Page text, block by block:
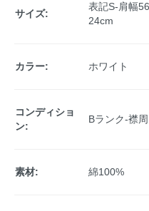
サイズ:
表記S-肩幅
24cm
カラー: ホワイト
コンディショ
ン:
Bランク-襟
素材: 綿100%